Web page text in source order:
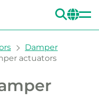
Damper
actuators